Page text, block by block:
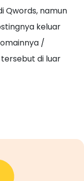
Qwords, namun
keluar
/
di luar